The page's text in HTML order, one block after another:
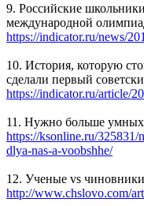
9. Российские
международной
https://indicator.ru/news/
10. История, которую
сделали первый
https://indicator.ru/article/
11. Нужно больше умных
https://ksonline.ru/
dlya-nas-a-voobshhe/
12. Ученые vs
http://www.chslovo.com/